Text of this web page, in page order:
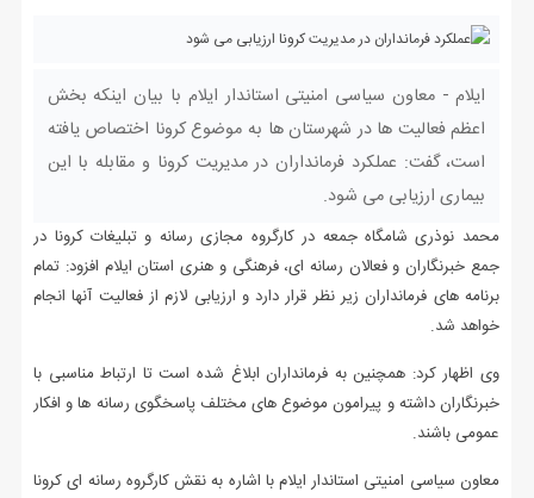
ایلام - معاون سیاسی امنیتی استاندار ایلام با بیان اینکه بخش
اعظم فعالیت ها در شهرستان ها به موضوع کرونا اختصاص یافته
است، گفت: عملکرد فرمانداران در مدیریت کرونا و مقابله با این
بیماری ارزیابی می شود.
محمد نوذری شامگاه جمعه در کارگروه مجازی رسانه و تبلیغات کرونا در
جمع خبرنگاران و فعالان رسانه ای، فرهنگی و هنری استان ایلام افزود: تمام
برنامه های فرمانداران زیر نظر قرار دارد و ارزیابی لازم از فعالیت آنها انجام
خواهد شد.
وی اظهار کرد: همچنین به فرمانداران ابلاغ شده است تا ارتباط مناسبی با
خبرنگاران داشته و پیرامون موضوع های مختلف پاسخگوی رسانه ها و افکار
عمومی باشند.
معاون سیاسی امنیتی استاندار ایلام با اشاره به نقش کارگروه رسانه ای کرونا